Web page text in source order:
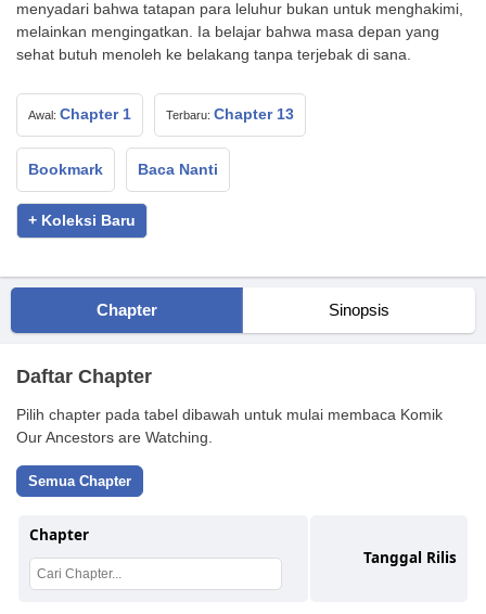
menyadari bahwa tatapan para leluhur bukan untuk menghakimi,
melainkan mengingatkan. Ia belajar bahwa masa depan yang
sehat butuh menoleh ke belakang tanpa terjebak di sana.
Awal: Chapter 1 Terbaru: Chapter 13
Bookmark Baca Nanti
+ Koleksi Baru
Chapter Sinopsis
Daftar Chapter
Pilih chapter pada tabel dibawah untuk mulai membaca Komik
Our Ancestors are Watching.
Semua Chapter
Chapter
Tanggal Rilis